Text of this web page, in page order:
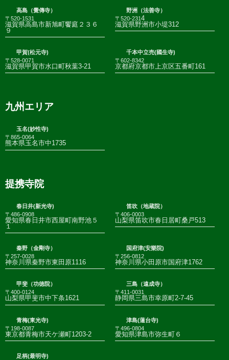
高島（覺傳寺）
〒520-1531
滋賀県高島市新旭町饗庭２３６
９
野洲（法善寺）
〒520-2314
滋賀県野洲市小堤312
甲賀(松元寺)
〒528-0071
滋賀県甲賀市水口町秋葉3-21
千本中立売(國生寺)
〒602-8342
京都府京都市上京区五番町161
九州エリア
玉名(妙性寺)
〒865-0064
熊本県玉名市中1735
提携寺院
春日井(新光寺)
〒486-0908
愛知県春日井市西屋町南野池５
１
笛吹（地蔵院）
〒406-0003
山梨県笛吹市春日居町桑戸513
秦野（金剛寺）
〒257-0028
神奈川県秦野市東田原1116
国府津(安樂院)
〒256-0812
神奈川県小田原市国府津1762
甲斐（功徳院）
〒400-0124
山梨県甲斐市中下条1621
三島（遠成寺）
〒411-0031
静岡県三島市幸原町2-7-45
青梅(東光寺)
〒198-0087
東京都青梅市天ケ瀬町1203-2
津島(蓮台寺)
〒496-0804
愛知県津島市弥生町６
足柄(最明寺)